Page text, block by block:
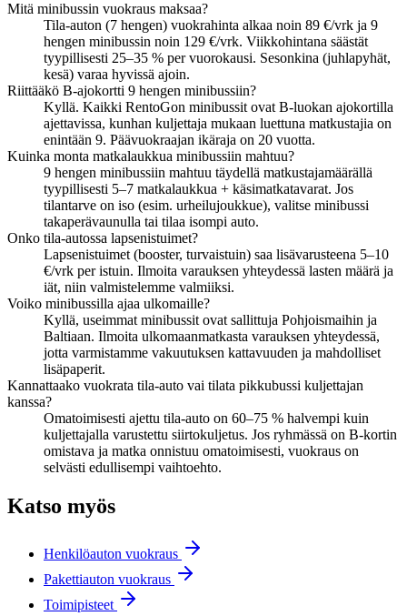
Mitä minibussin vuokraus maksaa?
Tila-auton (7 hengen) vuokrahinta alkaa noin 89 €/vrk ja 9
hengen minibussin noin 129 €/vrk. Viikkohintana säästät
tyypillisesti 25–35 % per vuorokausi. Sesonkina (juhlapyhät,
kesä) varaa hyvissä ajoin.
Riittääkö B-ajokortti 9 hengen minibussiin?
Kyllä. Kaikki RentoGon minibussit ovat B-luokan ajokortilla
ajettavissa, kunhan kuljettaja mukaan luettuna matkustajia on
enintään 9. Päävuokraajan ikäraja on 20 vuotta.
Kuinka monta matkalaukkua minibussiin mahtuu?
9 hengen minibussiin mahtuu täydellä matkustajamäärällä
tyypillisesti 5–7 matkalaukkua + käsimatkatavarat. Jos
tilantarve on iso (esim. urheilujoukkue), valitse minibussi
takaperävaunulla tai tilaa isompi auto.
Onko tila-autossa lapsenistuimet?
Lapsenistuimet (booster, turvaistuin) saa lisävarusteena 5–10
€/vrk per istuin. Ilmoita varauksen yhteydessä lasten määrä ja
iät, niin valmistelemme valmiiksi.
Voiko minibussilla ajaa ulkomaille?
Kyllä, useimmat minibussit ovat sallittuja Pohjoismaihin ja
Baltiaan. Ilmoita ulkomaanmatkasta varauksen yhteydessä,
jotta varmistamme vakuutuksen kattavuuden ja mahdolliset
lisäpaperit.
Kannattaako vuokrata tila-auto vai tilata pikkubussi kuljettajan
kanssa?
Omatoimisesti ajettu tila-auto on 60–75 % halvempi kuin
kuljettajalla varustettu siirtokuljetus. Jos ryhmässä on B-kortin
omistava ja matka onnistuu omatoimisesti, vuokraus on
selvästi edullisempi vaihtoehto.
Katso myös
Henkilöauton vuokraus
Pakettiauton vuokraus
Toimipisteet